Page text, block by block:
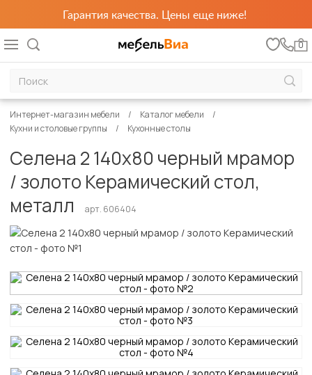
Гарантия качества. Цены еще ниже!
0
Интернет-магазин мебели
Каталог мебели
Кухни и столовые группы
Кухонные столы
Селена 2 140х80 черный мрамор
/ золото Керамический стол,
металл
арт. 606404